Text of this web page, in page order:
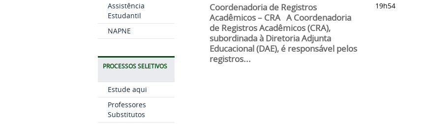
Assistência
Estudantil
NAPNE
PROCESSOS SELETIVOS
Estude aqui
Professores
Substitutos
Coordenadoria de Registros
Acadêmicos – CRA A Coordenadoria
de Registros Acadêmicos (CRA),
subordinada à Diretoria Adjunta
Educacional (DAE), é responsável pelos
registros...
19h54